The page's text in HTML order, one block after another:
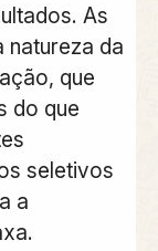
As
natureza da
que
do que
seletivos
a